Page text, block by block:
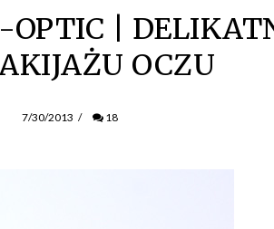
|
OCZU
7/30/2013 / 18